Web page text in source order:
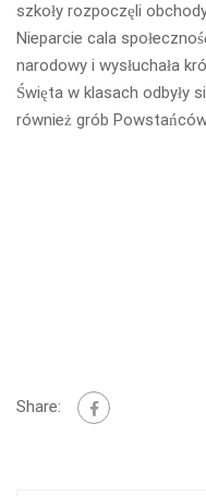
szkoły rozpoczęli
Nieparcie cala
narodowy i wysłuchała
Święta w klasach odbyły
również grób
Share: